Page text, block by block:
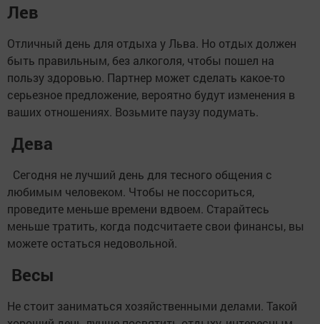
Лев
Отличный день для отдыха у Льва. Но отдых должен
быть правильным, без алкоголя, чтобы пошел на
пользу здоровью. Партнер может сделать какое-то
серьезное предложение, вероятно будут изменения в
ваших отношениях. Возьмите паузу подумать.
Дева
Сегодня не лучший день для тесного общения с
любимым человеком. Чтобы не поссориться,
проведите меньше времени вдвоем. Старайтесь
меньше тратить, когда подсчитаете свои финансы, вы
можете остаться недовольной.
Весы
Не стоит заниматься хозяйственными делами. Такой